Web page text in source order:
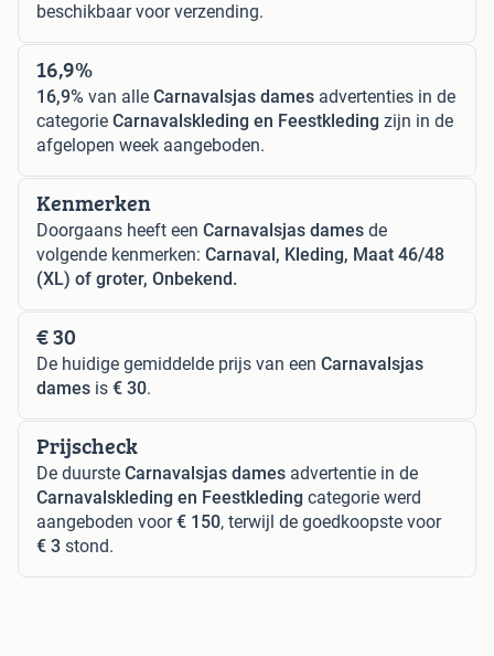
beschikbaar voor verzending.
16,9%
16,9% van alle Carnavalsjas dames advertenties in de
categorie Carnavalskleding en Feestkleding zijn in de
afgelopen week aangeboden.
Kenmerken
Doorgaans heeft een Carnavalsjas dames de
volgende kenmerken: Carnaval, Kleding, Maat 46/48
(XL) of groter, Onbekend.
€ 30
De huidige gemiddelde prijs van een Carnavalsjas
dames is € 30.
Prijscheck
De duurste Carnavalsjas dames advertentie in de
Carnavalskleding en Feestkleding categorie werd
aangeboden voor€ 150, terwijl de goedkoopste voor
€ 3 stond.